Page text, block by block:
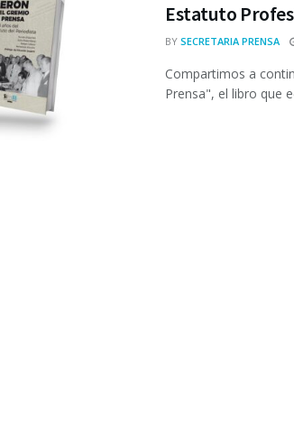
Estatuto
BY SECRETARIA PRENSA
Compartimos a
Prensa", el libro que